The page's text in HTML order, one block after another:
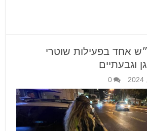
אחד בפעילות שוטרי
וגבעתיים
0